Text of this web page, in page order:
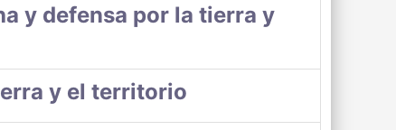
y defensa por la tierra y
y el territorio